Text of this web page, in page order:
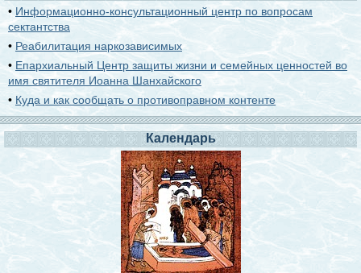
• Информационно-консультационный центр по вопросам
сектантства
• Реабилитация наркозависимых
• Епархиальный Центр защиты жизни и семейных ценностей во
имя святителя Иоанна Шанхайского
• Куда и как сообщать о противоправном контенте
Календарь